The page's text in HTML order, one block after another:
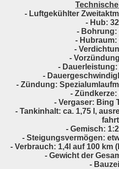
- Luftgekühlter
- Hub:
- Bohrung:
- Hubraum:
-
-
- Dauerleistung:
-
- Zündung:
- Zündkerze:
- Vergaser: Bing
- Tankinhalt: ca. 1,75 l,
fahrt
- Gemisch:
- Steigungsvermögen:
- Verbrauch: 1,4l auf 100 km
- Gewicht der
-